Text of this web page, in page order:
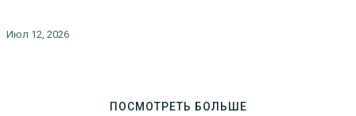
Июл 12, 2026
ПОСМОТРЕТЬ БОЛЬШЕ